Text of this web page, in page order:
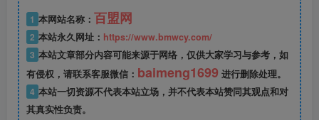
1 本网站名称： 百盟网
2 本站永久网址： https://www.bmwcy.com/
3 本站文章部分内容可能来源于网络，仅供大家学习与参考，如
有侵权，请联系客服微信： baimeng1699 进行删除处理。
4 本站一切资源不代表本站立场，并不代表本站赞同其观点和对
其真实性负责。